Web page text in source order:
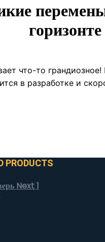
горизонте
что-то
в разработке и
PRODUCTS
Next 1